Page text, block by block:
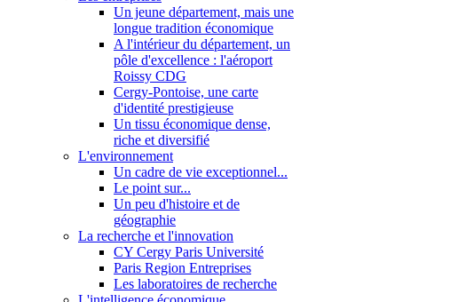
Un jeune département, mais une
longue tradition économique
A l'intérieur du département, un
pôle d'excellence : l'aéroport
Roissy CDG
Cergy-Pontoise, une carte
d'identité prestigieuse
Un tissu économique dense,
riche et diversifié
L'environnement
Un cadre de vie exceptionnel...
Le point sur...
Un peu d'histoire et de
géographie
La recherche et l'innovation
CY Cergy Paris Université
Paris Region Entreprises
Les laboratoires de recherche